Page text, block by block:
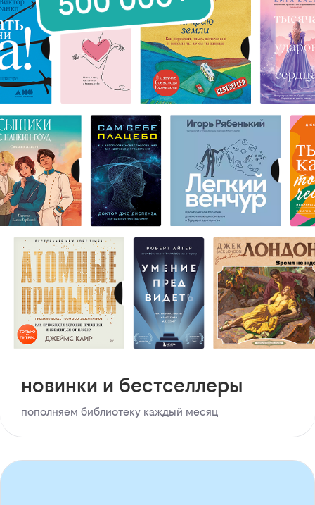
новинки и бестселлеры
пополняем библиотеку каждый месяц